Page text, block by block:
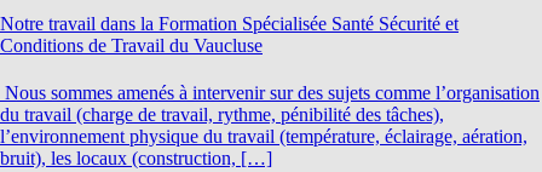
Notre travail dans la Formation Spécialisée Santé Sécurité et
Conditions de Travail du Vaucluse
Nous sommes amenés à intervenir sur des sujets comme l’organisation
du travail (charge de travail, rythme, pénibilité des tâches),
l’environnement physique du travail (température, éclairage, aération,
bruit), les locaux (construction, […]